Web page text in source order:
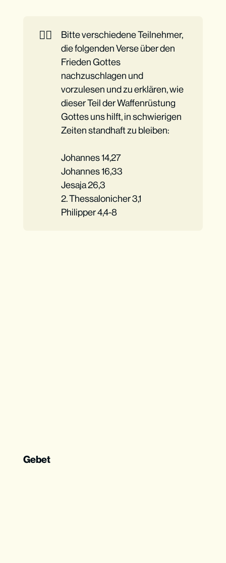
👉🏼
Bitte verschiedene Teilnehmer,
die folgenden Verse über den
Frieden Gottes
nachzuschlagen und
vorzulesen und zu erklären, wie
dieser Teil der Waffenrüstung
Gottes uns hilft, in schwierigen
Zeiten standhaft zu bleiben:
Johannes 14,27
Johannes 16,33
Jesaja 26,3
2. Thessalonicher 3,1
Philipper 4,4-8
Gebet